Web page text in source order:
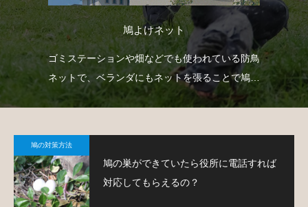
鳩よけネット
ゴミステーションや畑などでも使われている防鳥
ネットで、ベランダにもネットを張ることで鳩対
策が可能です。
鳩の対策方法
鳩の巣ができていたら役所に電話すれば
対応してもらえるの？